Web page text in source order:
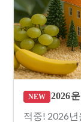
NEW 2026
적중! 2026년